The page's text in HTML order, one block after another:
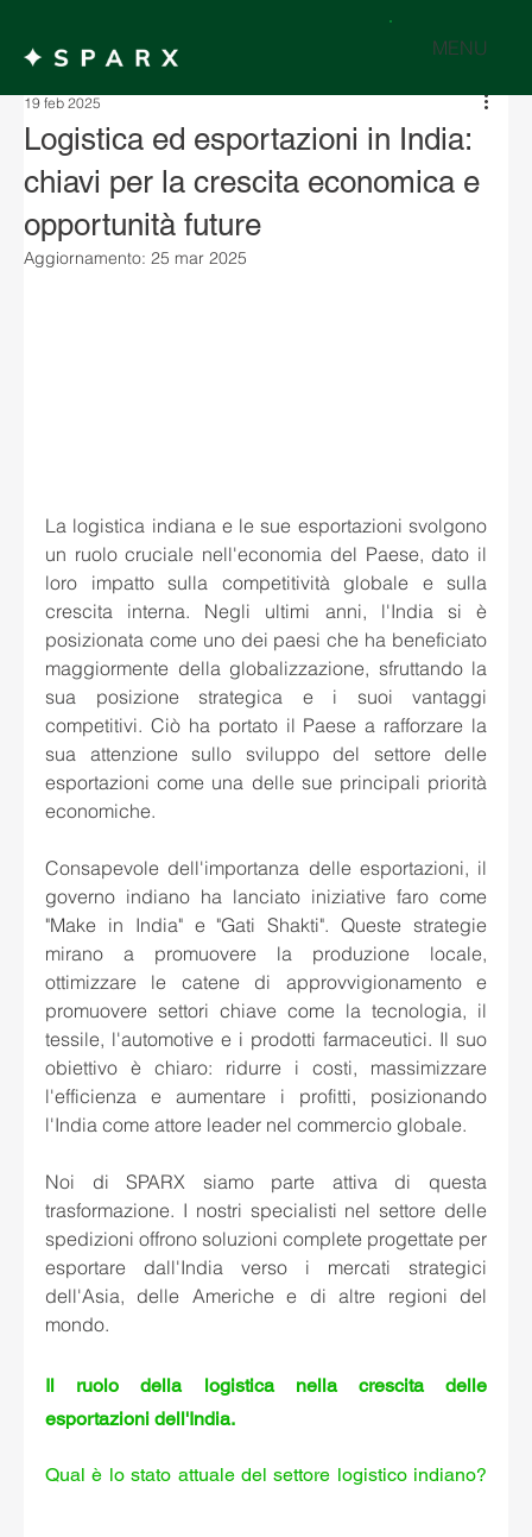
MENU
Logistica ed esportazioni in India:
chiavi per la crescita economica e
opportunità future
19 feb 2025
Aggiornamento: 25 mar 2025
La logistica indiana e le sue esportazioni svolgono
un ruolo cruciale nell'economia del Paese, dato il
loro impatto sulla competitività globale e sulla
crescita interna. Negli ultimi anni, l'India si è
posizionata come uno dei paesi che ha beneficiato
maggiormente della globalizzazione, sfruttando la
sua posizione strategica e i suoi vantaggi
competitivi. Ciò ha portato il Paese a rafforzare la
sua attenzione sullo sviluppo del settore delle
esportazioni come una delle sue principali priorità
economiche.
Consapevole dell'importanza delle esportazioni, il
governo indiano ha lanciato iniziative faro come
"Make in India" e "Gati Shakti". Queste strategie
mirano a promuovere la produzione locale,
ottimizzare le catene di approvvigionamento e
promuovere settori chiave come la tecnologia, il
tessile, l'automotive e i prodotti farmaceutici. Il suo
obiettivo è chiaro: ridurre i costi, massimizzare
l'efficienza e aumentare i profitti, posizionando
l'India come attore leader nel commercio globale.
Noi di SPARX siamo parte attiva di questa
trasformazione. I nostri specialisti nel settore delle
spedizioni offrono soluzioni complete progettate per
esportare dall'India verso i mercati strategici
dell'Asia, delle Americhe e di altre regioni del
mondo.
Il ruolo della logistica nella crescita delle
esportazioni dell'India.
Qual è lo stato attuale del settore logistico indiano?